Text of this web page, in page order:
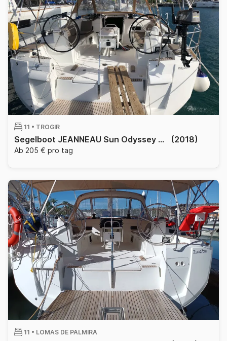
11 • TROGIR
Segelboot JEANNEAU Sun Odyssey 519 Luxe - ZANZIBAR 15.75m (2018)
Ab 205 € pro tag
11 • LOMAS DE PALMIRA